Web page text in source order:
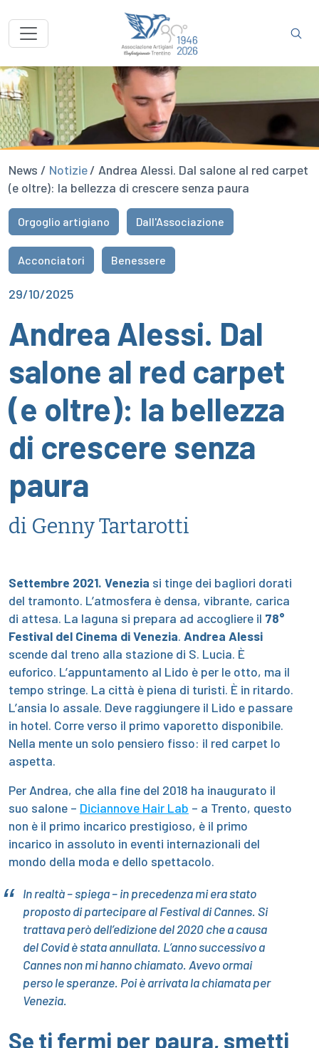
News / Notizie/ Andrea Alessi. Dal salone al red carpet
(e oltre): la bellezza di crescere senza paura
Orgoglio artigiano Dall'Associazione
Acconciatori Benessere
29/10/2025
Andrea Alessi. Dal
salone al red carpet
(e oltre): la bellezza
di crescere senza
paura
di Genny Tartarotti
Settembre 2021. Venezia si tinge dei bagliori dorati
del tramonto. L’atmosfera è densa, vibrante, carica
di attesa. La laguna si prepara ad accogliere il 78°
Festival del Cinema di Venezia. Andrea Alessi
scende dal treno alla stazione di S. Lucia. È
euforico. L’appuntamento al Lido è per le otto, ma il
tempo stringe. La città è piena di turisti. È in ritardo.
L’ansia lo assale. Deve raggiungere il Lido e passare
in hotel. Corre verso il primo vaporetto disponibile.
Nella mente un solo pensiero fisso: il red carpet lo
aspetta.
Per Andrea, che alla fine del 2018 ha inaugurato il
suo salone – Diciannove Hair Lab – a Trento, questo
non è il primo incarico prestigioso, è il primo
incarico in assoluto in eventi internazionali del
mondo della moda e dello spettacolo.
In realtà – spiega – in precedenza mi era stato
proposto di partecipare al Festival di Cannes. Si
trattava però dell’edizione del 2020 che a causa
del Covid è stata annullata. L’anno successivo a
Cannes non mi hanno chiamato. Avevo ormai
perso le speranze. Poi è arrivata la chiamata per
Venezia.
Se ti fermi per paura, smetti